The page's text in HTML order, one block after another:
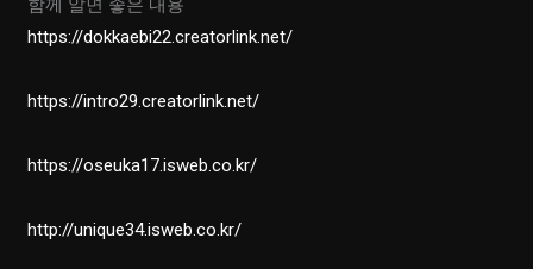
함께 알면 좋은 내용
https://dokkaebi22.creatorlink.net/
https://intro29.creatorlink.net/
https://oseuka17.isweb.co.kr/
http://unique34.isweb.co.kr/